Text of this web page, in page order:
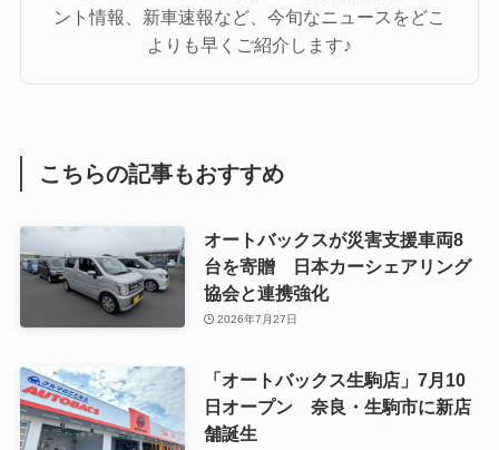
ント情報、新車速報など、今旬なニュースをどこ
よりも早くご紹介します♪
こちらの記事もおすすめ
オートバックスが災害支援車両8
台を寄贈 日本カーシェアリング
協会と連携強化
2026年7月27日
「オートバックス生駒店」7月10
日オープン 奈良・生駒市に新店
舗誕生